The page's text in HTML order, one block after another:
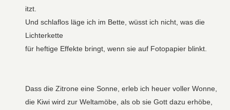
itzt.
Und schlaflos läge ich im Bette, wüsst ich nicht, was die
Lichterkette
für heftige Effekte bringt, wenn sie auf Fotopapier blinkt.
Dass die Zitrone eine Sonne, erleb ich heuer voller Wonne,
die Kiwi wird zur Weltamöbe, als ob sie Gott dazu erhöbe,